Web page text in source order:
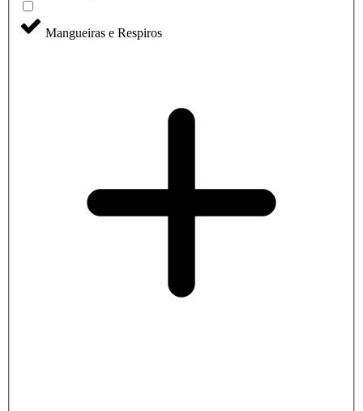
Mangueiras e Respiros